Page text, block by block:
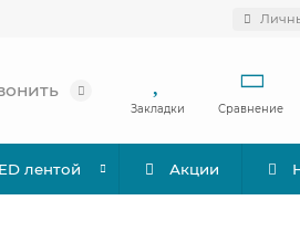
Закладки Сравнение
лентой Акции